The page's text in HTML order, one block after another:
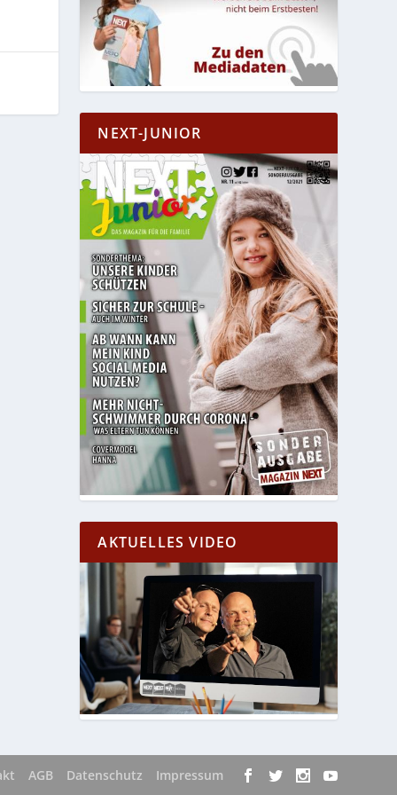
NEXT-JUNIOR
AKTUELLES VIDEO
AGB Datenschutz Impressum